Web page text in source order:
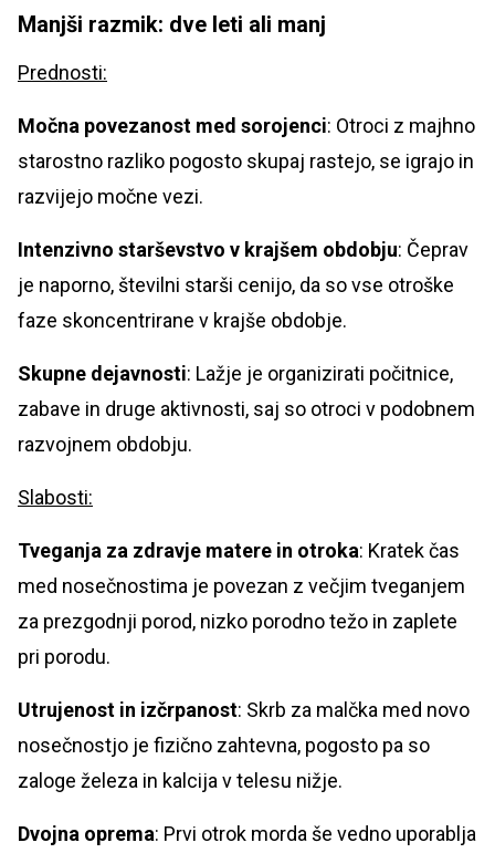
Manjši razmik: dve leti ali manj
Prednosti:
Močna povezanost med sorojenci: Otroci z majhno
starostno razliko pogosto skupaj rastejo, se igrajo in
razvijejo močne vezi.
Intenzivno starševstvo v krajšem obdobju: Čeprav
je naporno, številni starši cenijo, da so vse otroške
faze skoncentrirane v krajše obdobje.
Skupne dejavnosti: Lažje je organizirati počitnice,
zabave in druge aktivnosti, saj so otroci v podobnem
razvojnem obdobju.
Slabosti:
Tveganja za zdravje matere in otroka: Kratek čas
med nosečnostima je povezan z večjim tveganjem
za prezgodnji porod, nizko porodno težo in zaplete
pri porodu.
Utrujenost in izčrpanost: Skrb za malčka med novo
nosečnostjo je fizično zahtevna, pogosto pa so
zaloge železa in kalcija v telesu nižje.
Dvojna oprema: Prvi otrok morda še vedno uporablja